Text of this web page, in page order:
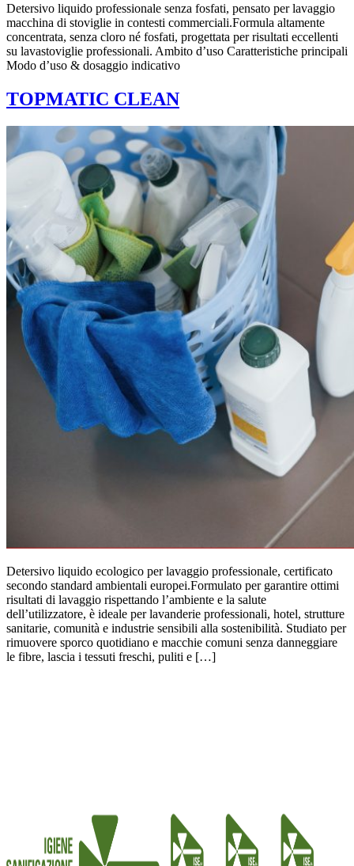
Detersivo liquido professionale senza fosfati, pensato per lavaggio
macchina di stoviglie in contesti commerciali.Formula altamente
concentrata, senza cloro né fosfati, progettata per risultati eccellenti
su lavastoviglie professionali. Ambito d’uso Caratteristiche principali
Modo d’uso & dosaggio indicativo
TOPMATIC CLEAN
Detersivo liquido ecologico per lavaggio professionale, certificato
secondo standard ambientali europei.Formulato per garantire ottimi
risultati di lavaggio rispettando l’ambiente e la salute
dell’utilizzatore, è ideale per lavanderie professionali, hotel, strutture
sanitarie, comunità e industrie sensibili alla sostenibilità. Studiato per
rimuovere sporco quotidiano e macchie comuni senza danneggiare
le fibre, lascia i tessuti freschi, puliti e […]